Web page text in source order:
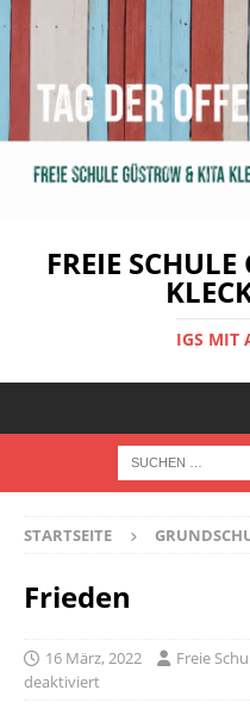
FREIE
IGS MIT
STARTSEITE
Frieden
16 März, 2022 Freie
deaktiviert